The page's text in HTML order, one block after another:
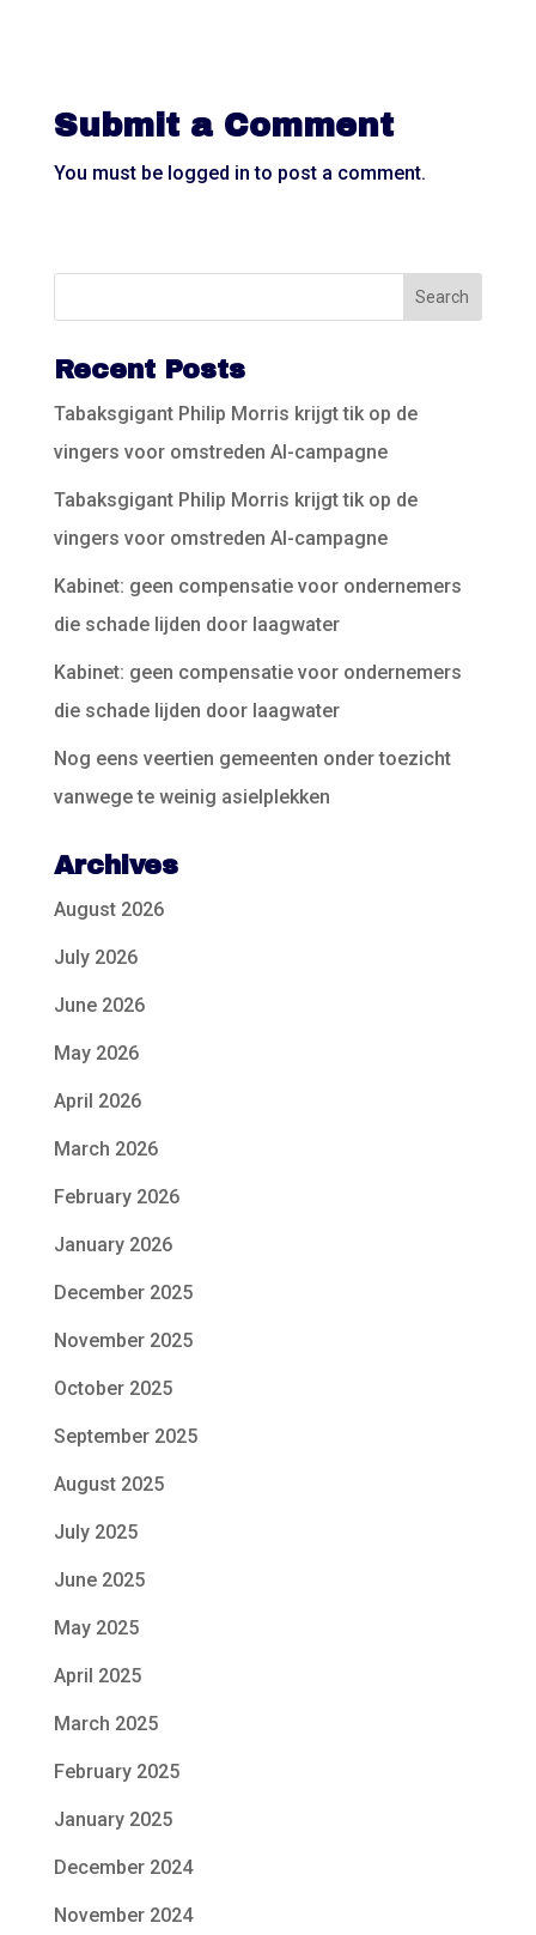
Submit a Comment
You must be logged in to post a comment.
Recent Posts
Tabaksgigant Philip Morris krijgt tik op de
vingers voor omstreden AI-campagne
Tabaksgigant Philip Morris krijgt tik op de
vingers voor omstreden AI-campagne
Kabinet: geen compensatie voor ondernemers
die schade lijden door laagwater
Kabinet: geen compensatie voor ondernemers
die schade lijden door laagwater
Nog eens veertien gemeenten onder toezicht
vanwege te weinig asielplekken
Archives
August 2026
July 2026
June 2026
May 2026
April 2026
March 2026
February 2026
January 2026
December 2025
November 2025
October 2025
September 2025
August 2025
July 2025
June 2025
May 2025
April 2025
March 2025
February 2025
January 2025
December 2024
November 2024